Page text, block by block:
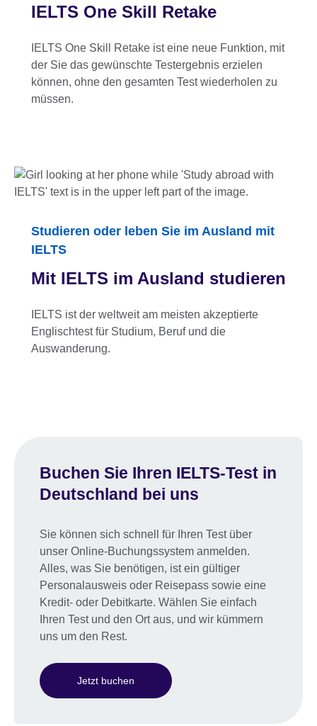
IELTS One Skill Retake
IELTS One Skill Retake ist eine neue Funktion, mit
der Sie das gewünschte Testergebnis erzielen
können, ohne den gesamten Test wiederholen zu
müssen.
Studieren oder leben Sie im Ausland mit
IELTS
Mit IELTS im Ausland studieren
IELTS ist der weltweit am meisten akzeptierte
Englischtest für Studium, Beruf und die
Auswanderung.
Buchen Sie Ihren IELTS-Test in
Deutschland bei uns
Sie können sich schnell für Ihren Test über
unser Online-Buchungssystem anmelden.
Alles, was Sie benötigen, ist ein gültiger
Personalausweis oder Reisepass sowie eine
Kredit- oder Debitkarte. Wählen Sie einfach
Ihren Test und den Ort aus, und wir kümmern
uns um den Rest.
Jetzt buchen